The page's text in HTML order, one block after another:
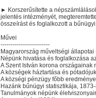
► Korszerűsítette a
jelentés intézményét,
összeírást és foglalkozott a
Művei
-------------------------
Magyarország műveltségi állapotai
Népünk hivatása és foglalkozása
A Szent István korona országainak
A községek háztartása és
A községi pénzügy főbb
Hazánk bűnügyi statisztikája,
Tanulmányok népünk